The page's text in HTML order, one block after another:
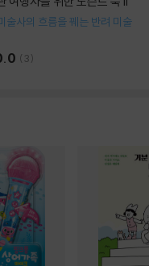
술사의 흐름을 꿰는 반려 미술
( 3)